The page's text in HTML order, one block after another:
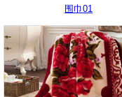
围巾01